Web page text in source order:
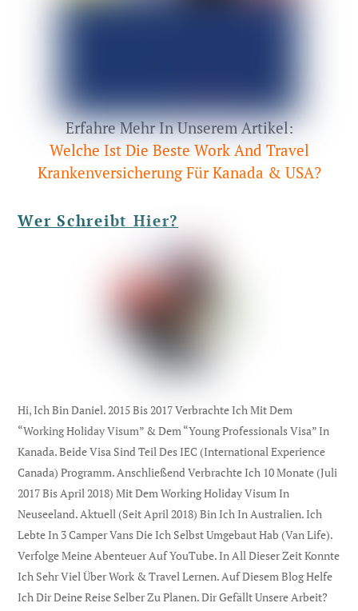
Erfahre Mehr In Unserem Artikel:
Welche Ist Die Beste Work And Travel
Krankenversicherung Für Kanada & USA?
Wer Schreibt Hier?
Hi, Ich Bin Daniel. 2015 Bis 2017 Verbrachte Ich Mit Dem
“Working Holiday Visum” & Dem “Young Professionals Visa” In
Kanada. Beide Visa Sind Teil Des IEC (international Experience
Canada) Programm. Anschließend Verbrachte Ich 10 Monate (Juli
2017 Bis April 2018) Mit Dem Working Holiday Visum In
Neuseeland. Aktuell (seit April 2018) Bin Ich In Australien. Ich
Lebte In 3 Camper Vans Die Ich Selbst Umgebaut Hab (Van Life).
Verfolge Meine Abenteuer Auf YouTube. In All Dieser Zeit Konnte
Ich Sehr Viel Über Work & Travel Lernen. Auf Diesem Blog Helfe
Ich Dir Deine Reise Selber Zu Planen. Dir Gefällt Unsere Arbeit?